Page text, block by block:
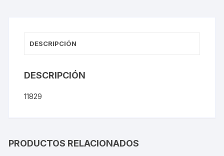
DESCRIPCIÓN
DESCRIPCIÓN
11829
PRODUCTOS RELACIONADOS